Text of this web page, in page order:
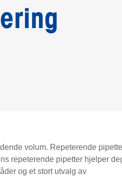
volum. Repeterende
repeterende pipetter hjelper
og et stort utvalg av